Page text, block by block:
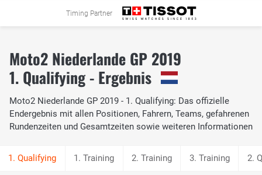
Timing Partner
Moto2 Niederlande GP 2019
1. Qualifying - Ergebnis
Moto2 Niederlande GP 2019 - 1. Qualifying: Das offizielle
Endergebnis mit allen Positionen, Fahrern, Teams, gefahrenen
Rundenzeiten und Gesamtzeiten sowie weiteren Informationen
1. Training 2. Training 3. Training 2.